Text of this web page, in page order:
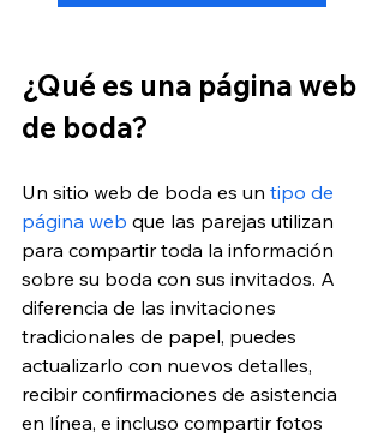
¿Qué es una página web
de boda?
Un sitio web de boda es un tipo de
página web que las parejas utilizan
para compartir toda la información
sobre su boda con sus invitados. A
diferencia de las invitaciones
tradicionales de papel, puedes
actualizarlo con nuevos detalles,
recibir confirmaciones de asistencia
en línea, e incluso compartir fotos